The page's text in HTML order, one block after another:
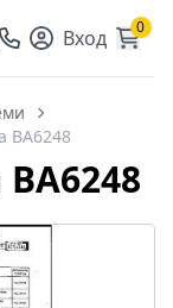
Вход 0
BA6248